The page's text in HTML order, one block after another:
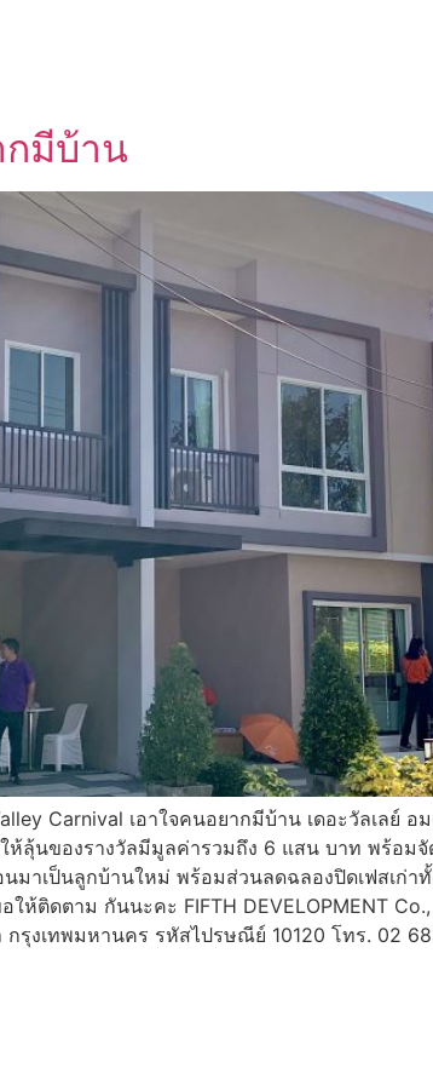
กมีบ้าน
Carnival เอาใจคนอยากมีบ้าน เดอะวัลเลย์
ห้ลุ้นของรางวัลมีมูลค่ารวมถึง 6 แสน บาท พร้อม
นมาเป็นลูกบ้านใหม่ พร้อมส่วนลดฉลองปิดเฟสเก่
ให้ติดตาม กันนะคะ FIFTH DEVELOPMENT
กรุงเทพมหานคร รหัสไปรษณีย์ 10120 โทร. 02